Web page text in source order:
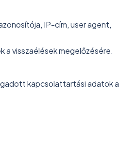
IP-cím, user agent,
visszaélések megelőzésére.
kapcsolattartási adatok a